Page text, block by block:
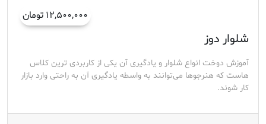
۱۲,۵۰۰,۰۰۰ تومان
شلوار دوز
آموزش دوخت انواع شلوار و یادگیری آن یکی از کاربردی ترین کلاس
هاست که هنرجوها می‌توانند به واسطه یادگیری آن به راحتی وارد بازار
کار شوند.